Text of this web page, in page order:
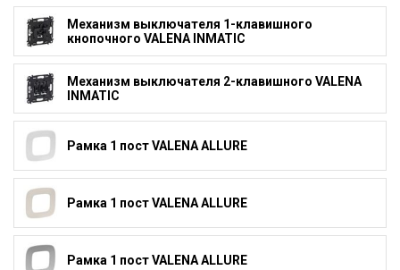
Механизм выключателя 1-клавишного
кнопочного VALENA INMATIC
Механизм выключателя 2-клавишного VALENA
INMATIC
Рамка 1 пост VALENA ALLURE
Рамка 1 пост VALENA ALLURE
Рамка 1 пост VALENA ALLURE